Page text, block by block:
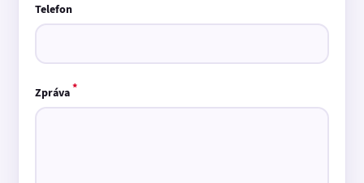
Telefon
Zpráva*